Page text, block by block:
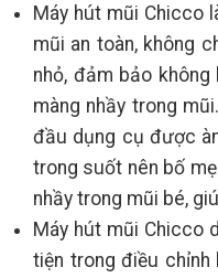
Máy hút mũi Chicco
mũi an toàn, không
nhỏ, đảm bảo
màng nhầy trong
đầu dụng cụ được
trong suốt nên bố
nhầy trong mũi bé,
Máy hút mũi Chicco
tiện trong điều